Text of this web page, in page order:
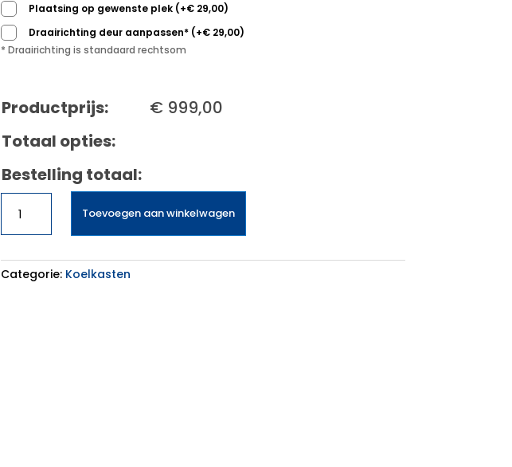
Plaatsing op gewenste plek (+€29,00)
Draairichting deur aanpassen* (+€29,00)
* Draairichting is standaard rechtsom
Productprijs: €999,00
Totaal opties:
Bestelling totaal:
CNd
5704
aantal
Toevoegen aan winkelwagen
Categorie: Koelkasten